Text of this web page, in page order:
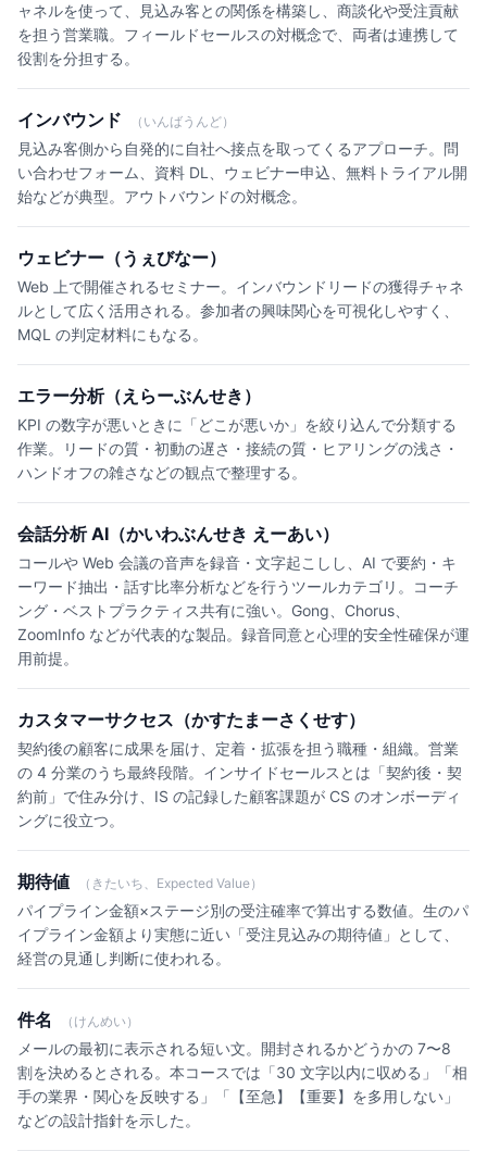
ャネルを使って、見込み客との関係を構築し、商談化や受注貢献
を担う営業職。フィールドセールスの対概念で、両者は連携して
役割を分担する。
インバウンド （いんばうんど）
見込み客側から自発的に自社へ接点を取ってくるアプローチ。問
い合わせフォーム、資料 DL、ウェビナー申込、無料トライアル開
始などが典型。アウトバウンドの対概念。
ウェビナー（うぇびなー）
Web 上で開催されるセミナー。インバウンドリードの獲得チャネ
ルとして広く活用される。参加者の興味関心を可視化しやすく、
MQL の判定材料にもなる。
エラー分析（えらーぶんせき）
KPI の数字が悪いときに「どこが悪いか」を絞り込んで分類する
作業。リードの質・初動の遅さ・接続の質・ヒアリングの浅さ・
ハンドオフの雑さなどの観点で整理する。
会話分析 AI（かいわぶんせき えーあい）
コールや Web 会議の音声を録音・文字起こしし、AI で要約・キ
ーワード抽出・話す比率分析などを行うツールカテゴリ。コーチ
ング・ベストプラクティス共有に強い。Gong、Chorus、
ZoomInfo などが代表的な製品。録音同意と心理的安全性確保が運
用前提。
カスタマーサクセス（かすたまーさくせす）
契約後の顧客に成果を届け、定着・拡張を担う職種・組織。営業
の 4 分業のうち最終段階。インサイドセールスとは「契約後・契
約前」で住み分け、IS の記録した顧客課題が CS のオンボーディ
ングに役立つ。
期待値 （きたいち、Expected Value）
パイプライン金額×ステージ別の受注確率で算出する数値。生のパ
イプライン金額より実態に近い「受注見込みの期待値」として、
経営の見通し判断に使われる。
件名 （けんめい）
メールの最初に表示される短い文。開封されるかどうかの 7〜8
割を決めるとされる。本コースでは「30 文字以内に収める」「相
手の業界・関心を反映する」「【至急】【重要】を多用しない」
などの設計指針を示した。